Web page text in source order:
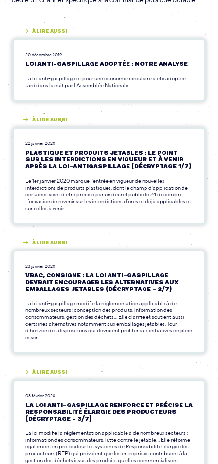
À LIRE AUSSI
20 décembre 2019
LOI ANTI-GASPILLAGE ADOPTÉE : NOTRE ANALYSE
La loi anti-gaspillage et pour une économie circulaire a été adoptée
tard dans la nuit par l’Assemblée Nationale.
À LIRE AUSSI
22 janvier 2020
PLASTIQUE ET PRODUITS JETABLES : LE POINT
SUR LES INTERDICTIONS EN VIGUEUR ET À VENIR
APRÈS LA LOI-ANTIGASPILLAGE (DÉCRYPTAGE 1/7)
Le 1er janvier 2020 marque l’entrée en vigueur de nouvelles
interdictions de produits plastiques, dont le champ d’application de
certaines vient d’être précisé par un décret publié le 24 décembre.
L’occasion de revenir sur les interdictions d’ores et déjà applicables et
sur celles à venir.
À LIRE AUSSI
23 janvier 2020
VRAC, CONSIGNE : LA LOI ANTI-GASPILLAGE
DEVRAIT ENCOURAGER LES ALTERNATIVES AUX
EMBALLAGES JETABLES (DÉCRYPTAGE – 2/7)
La loi anti-gaspillage modifie la réglementation applicable à de
nombreux secteurs : conception des produits, information des
consommateurs, gestion des déchets… Elle clarifie et soutient aussi
certaines alternatives notamment aux emballages jetables. Tour
d’horizon des dispositions qui devraient profiter aux initiatives en plein
essor.
À LIRE AUSSI
03 février 2020
LA LOI ANTI-GASPILLAGE RENFORCE ET PRÉCISE LA
RESPONSABILITÉ ÉLARGIE DES PRODUCTEURS
(DÉCRYPTAGE – 3/7)
La loi modifie la réglementation applicable à de nombreux secteurs :
information des consommateurs, lutte contre le jetable… Elle réforme
également en profondeur les systèmes de Responsabilité élargie des
producteurs (REP) qui prévoient que les entreprises contribuent à la
gestion des déchets issus des produits qu’elles commercialisent.